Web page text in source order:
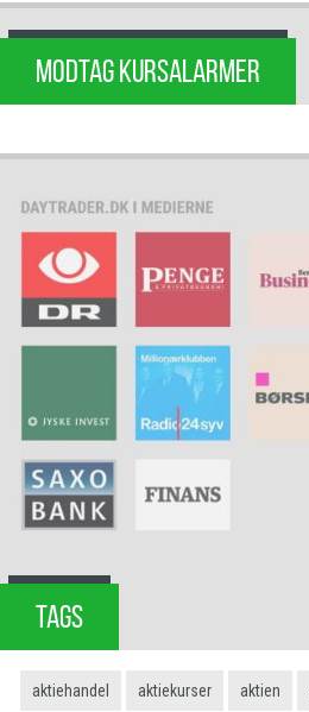
MODTAG KURSALARMER
TAGS
aktiehandel aktiekurser aktien